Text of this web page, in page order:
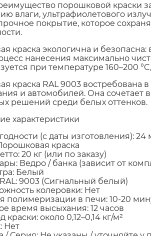
порошковой краски
влаги, ультрафиолетового
покрытие, которое
краска экологична и безопасна:
нанесения максимально
при температуре 160–200
краска RAL 9003 востребована
и автомобилей. Она сочетает
решений среди белых оттенков.
характеристики
(с даты изготовления): 24
краска
20 кг (или по заказу)
Ведро / банка (зависит от
Белый
9003 (Сигнальный белый)
колеровки: Нет
полимеризации в печи: 10-20
время высыхания: 12 часов
краски: около 0,12–0,14 кг/м²
Нет